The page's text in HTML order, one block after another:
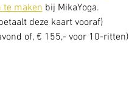
te maken bij MikaYoga.
deze kaart vooraf)
of, € 155,- voor 10-ritten)